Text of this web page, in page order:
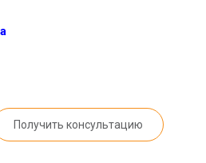
Получить консультацию